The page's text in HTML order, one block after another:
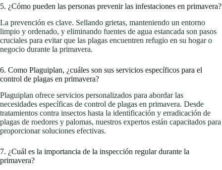
5. ¿Cómo pueden las personas prevenir las infestaciones en primavera?
La prevención es clave. Sellando grietas, manteniendo un entorno
limpio y ordenado, y eliminando fuentes de agua estancada son pasos
cruciales para evitar que las plagas encuentren refugio en su hogar o
negocio durante la primavera.
6. Como Plaguiplan, ¿cuáles son sus servicios específicos para el
control de plagas en primavera?
Plaguiplan ofrece servicios personalizados para abordar las
necesidades específicas de control de plagas en primavera. Desde
tratamientos contra insectos hasta la identificación y erradicación de
plagas de roedores y palomas, nuestros expertos están capacitados para
proporcionar soluciones efectivas.
7. ¿Cuál es la importancia de la inspección regular durante la
primavera?